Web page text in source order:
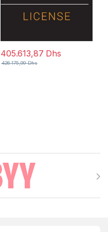
405.613,87 Dhs
426.175,99Dhs